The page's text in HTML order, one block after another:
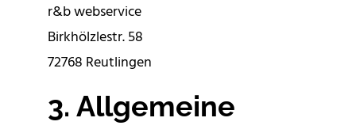
r&b webservice
Birkhölzlestr. 58
72768 Reutlingen
3. Allgemeine